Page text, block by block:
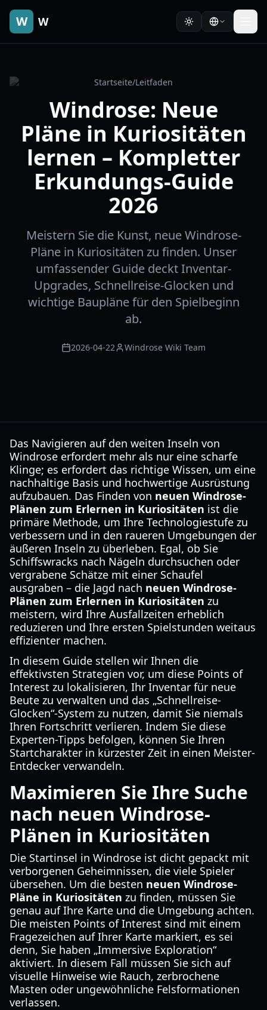
W W
Startseite/Leitfaden
Windrose: Neue
Pläne in Kuriositäten
lernen – Kompletter
Erkundungs-Guide
2026
Meistern Sie die Kunst, neue Windrose-
Pläne in Kuriositäten zu finden. Unser
umfassender Guide deckt Inventar-
Upgrades, Schnellreise-Glocken und
wichtige Baupläne für den Spielbeginn
ab.
2026-04-22 Windrose Wiki Team
Das Navigieren auf den weiten Inseln von
Windrose erfordert mehr als nur eine scharfe
Klinge; es erfordert das richtige Wissen, um eine
nachhaltige Basis und hochwertige Ausrüstung
aufzubauen. Das Finden von neuen Windrose-
Plänen zum Erlernen in Kuriositäten ist die
primäre Methode, um Ihre Technologiestufe zu
verbessern und in den raueren Umgebungen der
äußeren Inseln zu überleben. Egal, ob Sie
Schiffswracks nach Nägeln durchsuchen oder
vergrabene Schätze mit einer Schaufel
ausgraben – die Jagd nach neuen Windrose-
Plänen zum Erlernen in Kuriositäten zu
meistern, wird Ihre Ausfallzeiten erheblich
reduzieren und Ihre ersten Spielstunden weitaus
effizienter machen.
In diesem Guide stellen wir Ihnen die
effektivsten Strategien vor, um diese Points of
Interest zu lokalisieren, Ihr Inventar für neue
Beute zu verwalten und das „Schnellreise-
Glocken“-System zu nutzen, damit Sie niemals
Ihren Fortschritt verlieren. Indem Sie diese
Experten-Tipps befolgen, können Sie Ihren
Startcharakter in kürzester Zeit in einen Meister-
Entdecker verwandeln.
Maximieren Sie Ihre Suche
nach neuen Windrose-
Plänen in Kuriositäten
Die Startinsel in Windrose ist dicht gepackt mit
verborgenen Geheimnissen, die viele Spieler
übersehen. Um die besten neuen Windrose-
Pläne in Kuriositäten zu finden, müssen Sie
genau auf Ihre Karte und die Umgebung achten.
Die meisten Points of Interest sind mit einem
Fragezeichen auf Ihrer Karte markiert, es sei
denn, Sie haben „Immersive Exploration“
aktiviert. In diesem Fall müssen Sie sich auf
visuelle Hinweise wie Rauch, zerbrochene
Masten oder ungewöhnliche Felsformationen
verlassen.